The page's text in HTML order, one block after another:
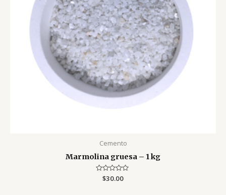
Cemento
Marmolina gruesa – 1 kg
Valorado
$30.00